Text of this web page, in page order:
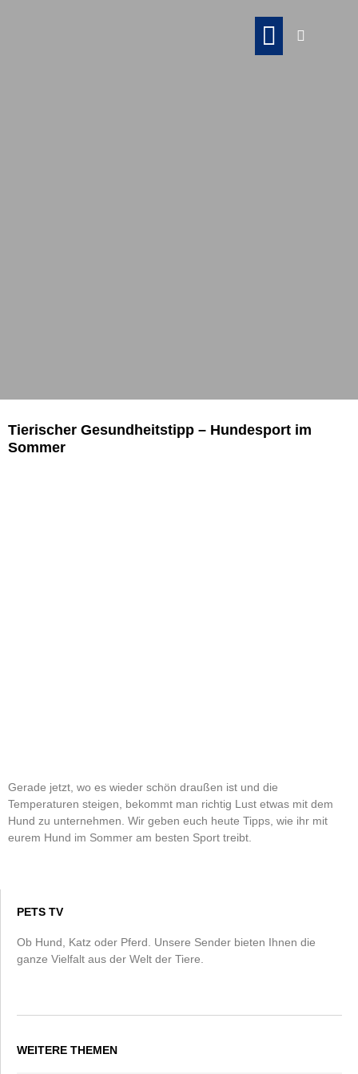
Tierischer Gesundheitstipp – Hundesport im
Sommer
Gerade jetzt, wo es wieder schön draußen ist und die
Temperaturen steigen, bekommt man richtig Lust etwas mit dem
Hund zu unternehmen. Wir geben euch heute Tipps, wie ihr mit
eurem Hund im Sommer am besten Sport treibt.
PETS TV
Ob Hund, Katz oder Pferd. Unsere Sender bieten Ihnen die
ganze Vielfalt aus der Welt der Tiere.
WEITERE THEMEN